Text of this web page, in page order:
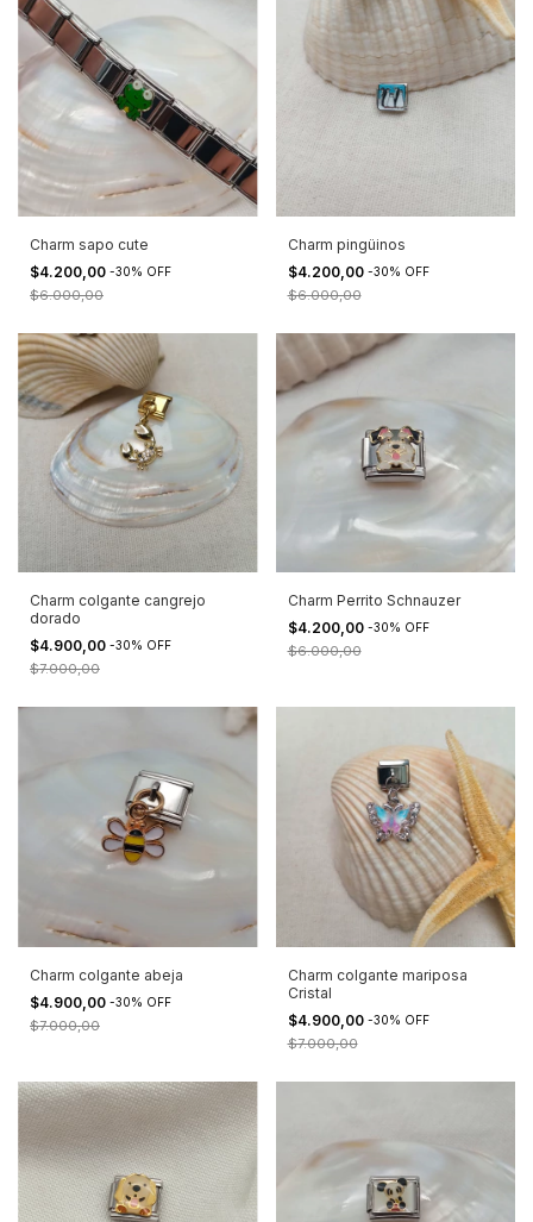
Charm sapo cute
$4.200,00 -30% OFF
$6.000,00
Charm pingüinos
$4.200,00 -30% OFF
$6.000,00
Charm colgante cangrejo
dorado
$4.900,00 -30% OFF
$7.000,00
Charm Perrito Schnauzer
$4.200,00 -30% OFF
$6.000,00
Charm colgante abeja
$4.900,00 -30% OFF
$7.000,00
Charm colgante mariposa
Cristal
$4.900,00 -30% OFF
$7.000,00